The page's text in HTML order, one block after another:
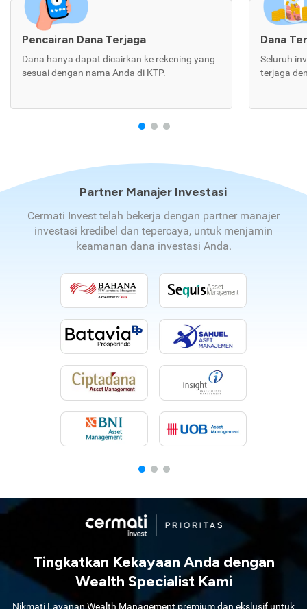
Pencairan Dana Terjaga
Dana hanya dapat dicairkan ke rekening yang
sesuai dengan nama Anda di KTP.
Dana
Seluruh
terjaga
Partner Manajer Investasi
Cermati Invest telah bekerja dengan partner manajer
investasi kredibel dan tepercaya, untuk menjamin
keamanan dana investasi Anda.
Tingkatkan Kekayaan Anda dengan
Wealth Specialist Kami
Nikmati Layanan Wealth Management premium dan ekslusif untuk